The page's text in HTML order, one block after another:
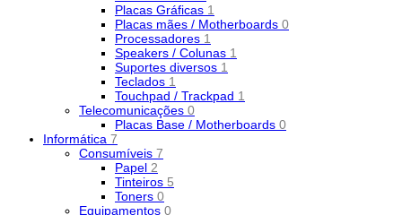
Placas Gráficas 1
Placas mães / Motherboards 0
Processadores 1
Speakers / Colunas 1
Suportes diversos 1
Teclados 1
Touchpad / Trackpad 1
Telecomunicações 0
Placas Base / Motherboards 0
Informática 7
Consumíveis 7
Papel 2
Tinteiros 5
Toners 0
Equipamentos 0